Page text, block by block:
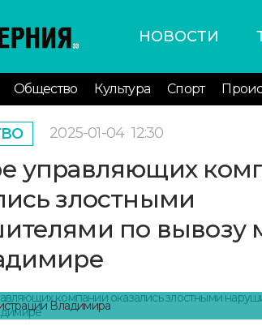
НОВОСТИ
Общество Культура Спорт
2025-01-04 12:30
управляющих
злостными
по вывозу
Владимира